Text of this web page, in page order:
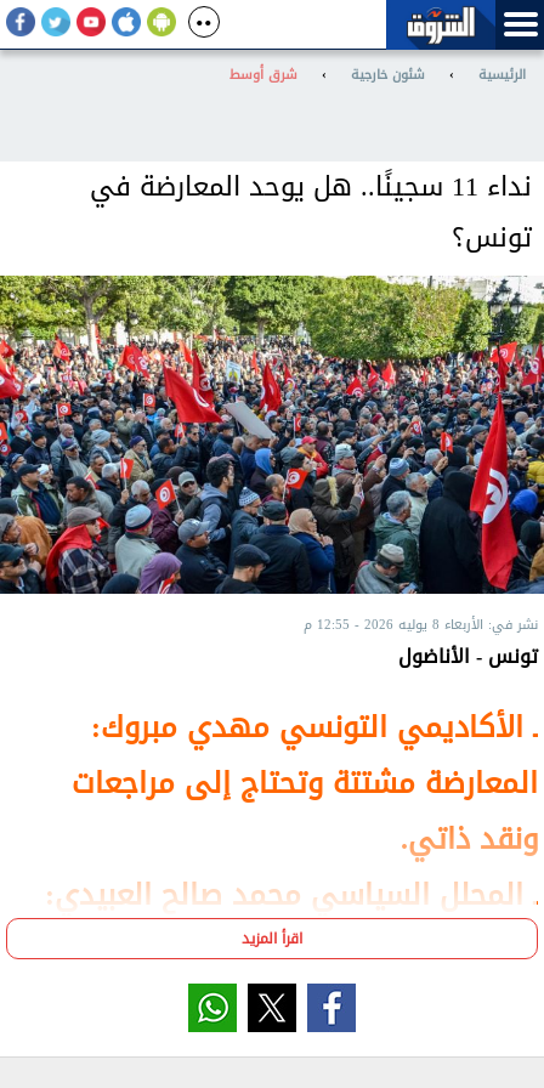
الرئيسية › شئون خارجية › شرق أوسط
نداء 11 سجينًا.. هل يوحد المعارضة في
تونس؟
نشر في: الأربعاء 8 يوليه 2026 - 12:55 م
تونس - الأناضول
ـ الأكاديمي التونسي مهدي مبروك:
المعارضة مشتتة وتحتاج إلى مراجعات
ونقد ذاتي.
ـ المحلل السياسي محمد صالح العبيدي:
صورة المعارضة المشتتة تخلق حالة من
النفور الشعبي، والمراجعات الجذرية تحتاج
إلى كثير من الشجاعة.
اقرأ المزيد